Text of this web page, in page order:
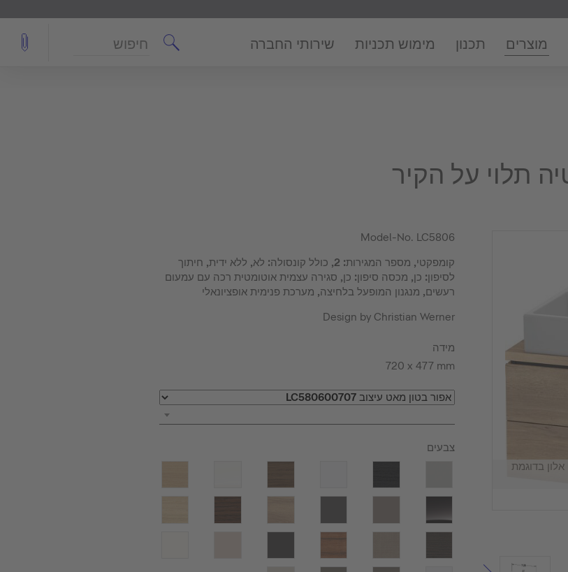
מוצרים תכנון מימוש תכניות שירותי החברה
ארון אמבטיה תלוי על הקיר, LC580605555 אלון בדוגמת
Model-No. LC5806
קומפקטי, מספר המגירות: 2, כולל קונסולה: לא, ללא ידית, חיתוך
לסיפון: כן, מכסה סיפון: כן, סגירה עצמית אוטומטית רכה עם עמעום
רעשים, מנגנון המופעל בלחיצה, מערכת פנימית אופציונאלי
Design by Christian Werner
מידה
720 x 477 mm
צבעים